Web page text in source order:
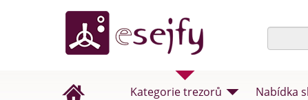
Kategorie trezorů Nabídka